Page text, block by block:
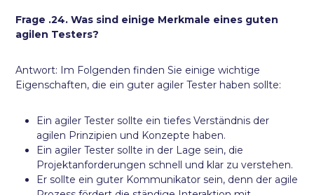
Frage .24. Was sind einige Merkmale eines guten
agilen Testers?
Antwort: Im Folgenden finden Sie einige wichtige
Eigenschaften, die ein guter agiler Tester haben sollte:
Ein agiler Tester sollte ein tiefes Verständnis der
agilen Prinzipien und Konzepte haben.
Ein agiler Tester sollte in der Lage sein, die
Projektanforderungen schnell und klar zu verstehen.
Er sollte ein guter Kommunikator sein, denn der agile